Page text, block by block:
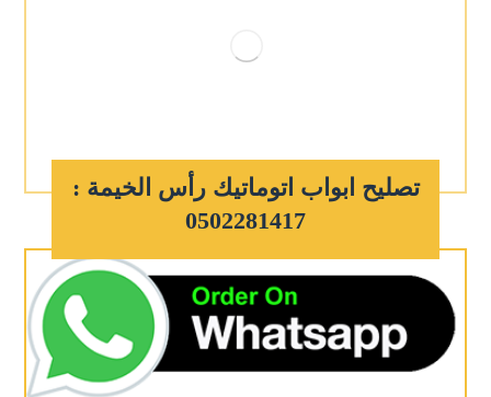
تصليح ابواب اتوماتيك رأس الخيمة :
0502281417